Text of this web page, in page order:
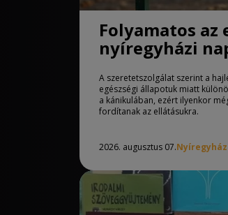
Folyamatos az
nyíregyházi
melegedőben
A szeretetszolgálat szerint a
egészségi állapotuk miatt
a kánikulában, ezért ilyenkor
fordítanak az ellátásukra.
2026. augusztus 07.